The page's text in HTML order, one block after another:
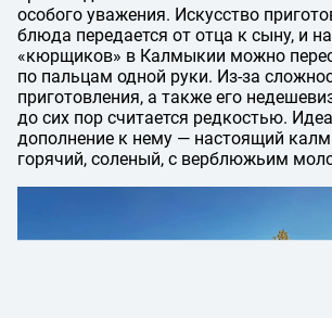
особого уважения. Искусство
блюда передается от отца к сыну, и
«кюрщиков» в Калмыкии можно
по пальцам одной руки. Из-за
приготовления, а также его
до сих пор считается редкостью.
дополнение к нему — настоящий
горячий, соленый, с верблюжьим